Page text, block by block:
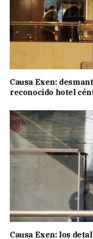
Causa Exen:
reconocido hotel
Causa Exen: los